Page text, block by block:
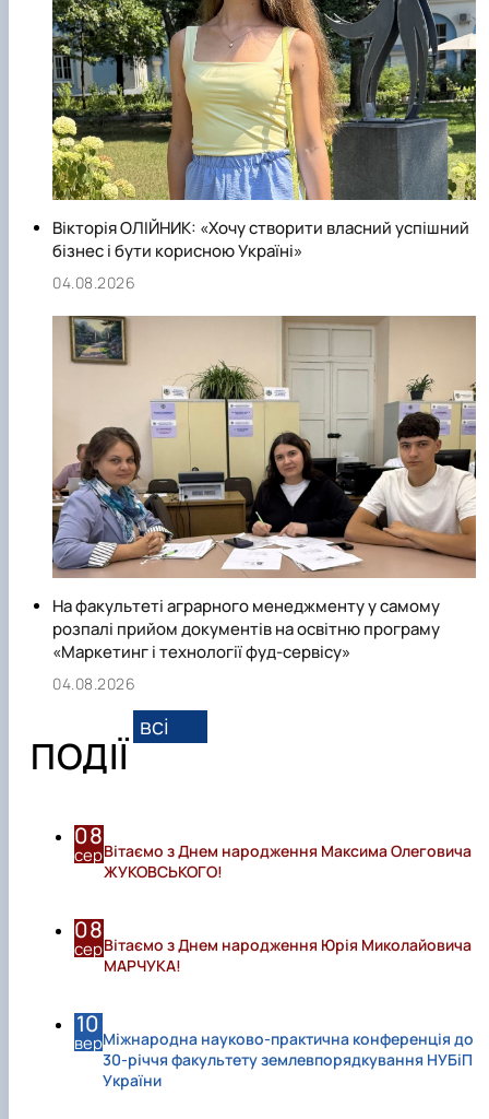
Вікторія ОЛІЙНИК: «Хочу створити власний успішний
бізнес і бути корисною Україні»
04.08.2026
На факультеті аграрного менеджменту у самому
розпалі прийом документів на освітню програму
«Маркетинг і технології фуд-сервісу»
04.08.2026
ПОДІЇ
всі
08
серВітаємо з Днем народження Максима Олеговича
ЖУКОВСЬКОГО!
08
серВітаємо з Днем народження Юрія Миколайовича
МАРЧУКА!
10
верМіжнародна науково-практична конференція до
30-річчя факультету землевпорядкування НУБіП
України